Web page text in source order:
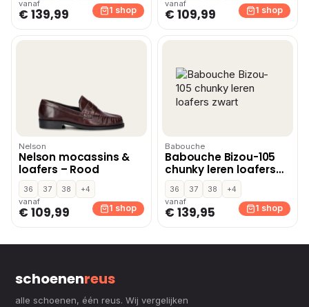
vanaf
€ 139,99 1 shop
vanaf
€ 109,99 1 shop
Nelson
Nelson mocassins &
loafers – Rood
36 37 38
+4
vanaf
€ 109,99 1 shop
Babouche
Babouche Bizou-105
chunky leren loafers
zwart
36 37 38
+4
vanaf
€ 139,95 1 shop
schoenenreus
alle schoenen, één reus. Wij vergelijken